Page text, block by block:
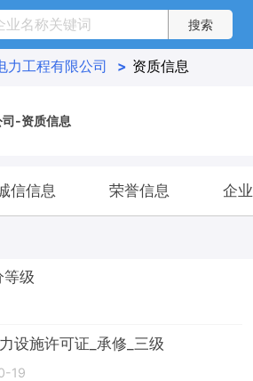
力工程有限公司 > 资质信息
司-资质信息
信信息 荣誉信息 企
等级
设施许可证_承修_三级
19